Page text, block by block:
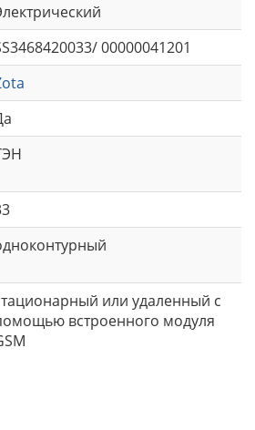
00000041201
или удаленный с
встроенного модуля